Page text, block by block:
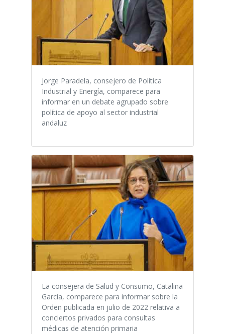
Jorge Paradela, consejero de Política
Industrial y Energía, comparece para
informar en un debate agrupado sobre
política de apoyo al sector industrial
andaluz
La consejera de Salud y Consumo, Catalina
García, comparece para informar sobre la
Orden publicada en julio de 2022 relativa a
conciertos privados para consultas
médicas de atención primaria